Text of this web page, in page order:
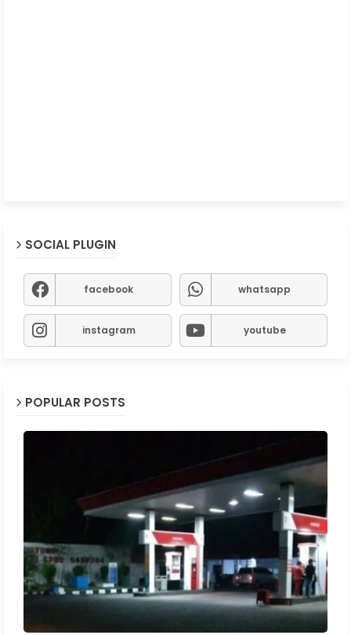
SOCIAL PLUGIN
facebook whatsapp
instagram youtube
POPULAR POSTS